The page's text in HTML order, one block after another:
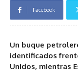
Facebook
Un buque
identificados
Unidos, mientras